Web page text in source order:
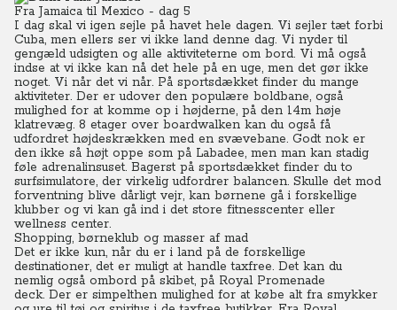
Fra Jamaica til Mexico - dag 5
I dag skal vi igen sejle på havet hele dagen. Vi sejler tæt forbi
Cuba, men ellers ser vi ikke land denne dag. Vi nyder til
gengæld udsigten og alle aktiviteterne om bord. Vi må også
indse at vi ikke kan nå det hele på en uge, men det gør ikke
noget. Vi når det vi når. På sportsdækket finder du mange
aktiviteter. Der er udover den populære boldbane, også
mulighed for at komme op i højderne, på den 14m høje
klatrevæg. 8 etager over boardwalken kan du også få
udfordret højdeskrækken med en svævebane. Godt nok er
den ikke så højt oppe som på Labadee, men man kan stadig
føle adrenalinsuset. Bagerst på sportsdækket finder du to
surfsimulatore, der virkelig udfordrer balancen. Skulle det mod
forventning blive dårligt vejr, kan børnene gå i forskellige
klubber og vi kan gå ind i det store fitnesscenter eller
wellness center.
Shopping, børneklub og masser af mad
Det er ikke kun, når du er i land på de forskellige
destinationer, det er muligt at handle taxfree. Det kan du
nemlig også ombord på skibet, på Royal Promenade
deck. Der er simpelthen mulighed for at købe alt fra smykker